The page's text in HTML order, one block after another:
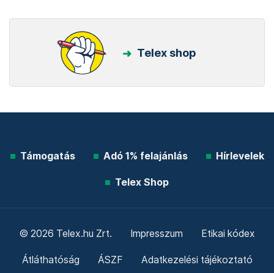
Telex shop
Támogatás Adó 1% felajánlás Hírlevelek
Telex Shop
© 2026 Telex.hu Zrt. Impresszum Etikai kódex
Átláthatóság ÁSZF Adatkezelési tájékoztató